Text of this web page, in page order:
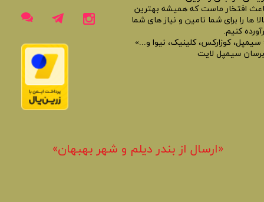
افتخار ماست که همیشه بهترین
ها را برای شما تامین و نیاز های شما
کنیم.
سیمپل، کوزارکس، کلینیک، نیوا و...»
سیمپل لایت
«​ارسال از بندر دیلم و شهر بهبهان»